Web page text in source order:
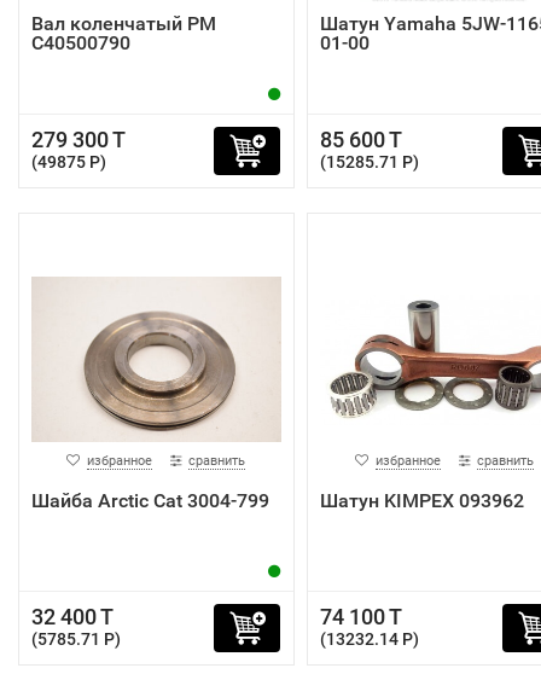
Вал коленчатый РМ
C40500790
279 300 T
(49875 P)
Шатун Yamaha 5JW-
01-00
85 600 T
(15285.71 P)
избранное сравнить
Шайба Arctic Cat 3004-799
32 400 T
(5785.71 P)
избранное сравнить
Шатун KIMPEX 093962
74 100 T
(13232.14 P)